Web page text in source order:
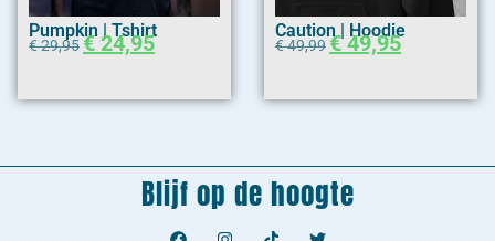
Pumpkin | Tshirt
€29,95€24,95 Caution | Hoodie
€49,99 €49,95
Blijf op de hoogte